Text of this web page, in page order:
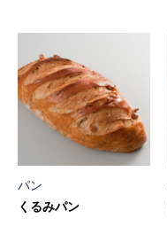
パン
くるみパン